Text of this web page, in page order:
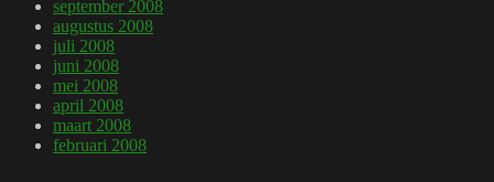
september 2008
augustus 2008
juli 2008
juni 2008
mei 2008
april 2008
maart 2008
februari 2008